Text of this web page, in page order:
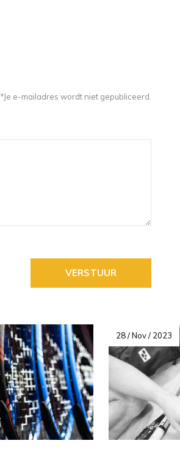
*Je e-mailadres wordt niet gepubliceerd.
VERSTUUR
28 / Nov / 2023